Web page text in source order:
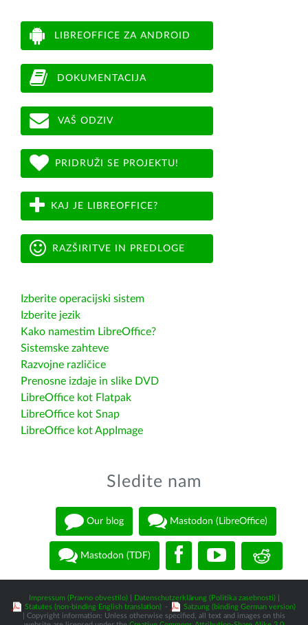
LIBREOFFICE ZA ANDROID
DOKUMENTACIJA
VAŠ ODZIV
PRIDRUŽI SE PROJEKTU!
KAJ JE LIBREOFFICE?
RAZŠIRITVE IN PREDLOGE
Izberite operacijski sistem
Izberite jezik
Kako namestim LibreOffice?
Sistemske zahteve
Razvojne različice
Prenosne izdaje in slike DVD
LibreOffice kot Flatpak
LibreOffice kot Snap
LibreOffice kot AppImage
Sledite nam
Our blog Mastodon (LibreOffice)
Mastodon (TDF)
Impressum (Pravno obvestilo)| Datenschutzerklärung (Politika zasebnosti)|
Statutes (non-binding English translation) -
Satzung (binding German version)
| Copyright information: Unless otherwise specified, all text and images on this